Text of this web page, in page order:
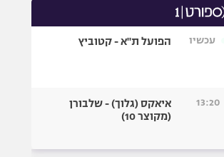
עכשיו הפועל ת"א - קטוביץ
13:20
איאקס (גלוך) - שלבורן
(מקוצר 10)